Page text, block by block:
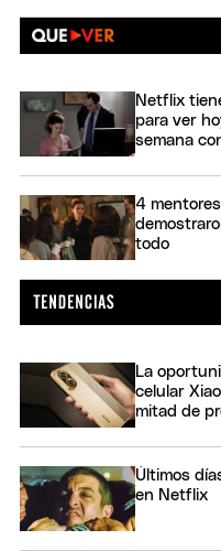
Netflix
para ver
semana
4
todo
La
celular
mitad de
Últimos
en Netflix